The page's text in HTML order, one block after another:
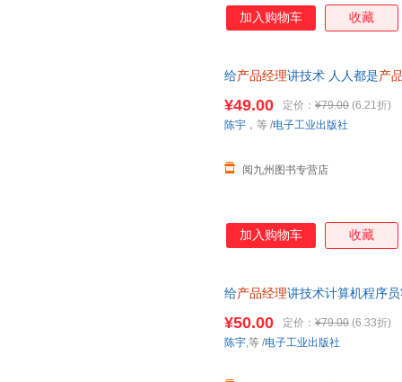
加入购物车 收藏
给产品经理讲技术 人人都是产
¥49.00 定价： ¥79.00 (6.21折)
阅九州图书专营店
陈宇 ，等 /电子工业出版社
加入购物车 收藏
给产品经理讲技术计算机程序
¥50.00 定价： ¥79.00 (6.33折)
陈宇,等 /电子工业出版社